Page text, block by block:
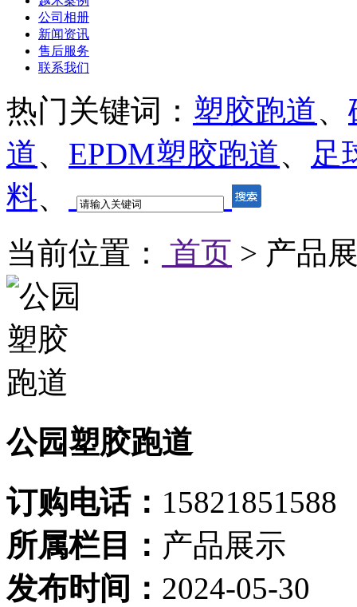
公司相册
新闻资讯
售后服务
联系我们
热门关键词： 塑胶跑道、
道、 EPDM塑胶跑道、 足
料、
当前位置：
首页 > 产品
公园塑胶跑道
订购电话： 15821851588
所属栏目： 产品展示
发布时间： 2024-05-30